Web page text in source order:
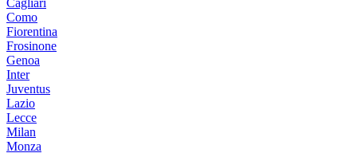
Como
Fiorentina
Frosinone
Genoa
Inter
Juventus
Lazio
Lecce
Milan
Monza